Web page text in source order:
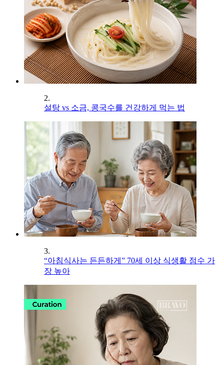
2.
설탕 vs 소금, 콩국수를 건강하게 먹는 법
3.
“아침식사는 든든하게” 70세 이상 식생활 점수 가
장 높아